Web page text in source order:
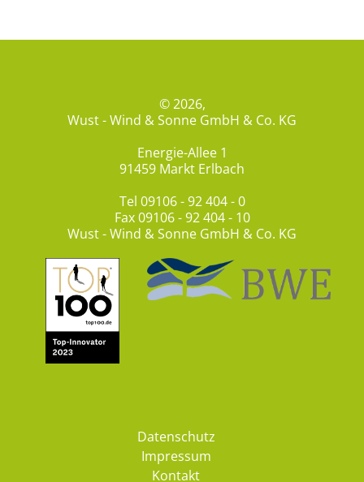
© 2026,
Wust - Wind & Sonne GmbH & Co. KG
Energie-Allee 1
91459 Markt Erlbach
Tel 09106 - 92 404 - 0
Fax 09106 - 92 404 - 10
Wust - Wind & Sonne GmbH & Co. KG
Datenschutz
Impressum
Kontakt